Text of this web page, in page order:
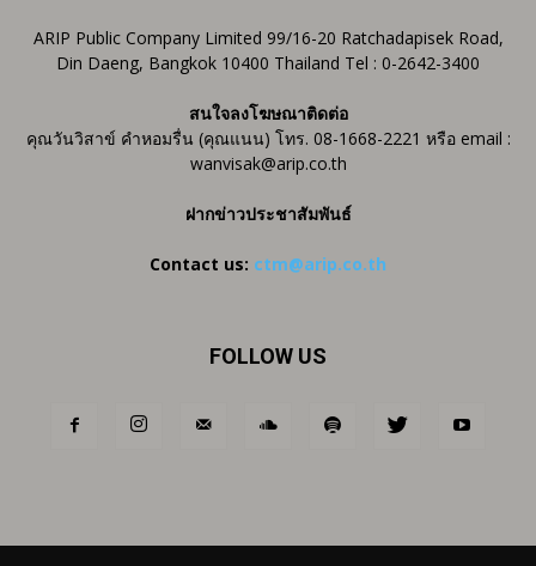
ARIP Public Company Limited 99/16-20 Ratchadapisek Road,
Din Daeng, Bangkok 10400 Thailand Tel : 0-2642-3400
สนใจลงโฆษณาติดต่อ
คุณวันวิสาข์ คำหอมรื่น (คุณแนน) โทร. 08-1668-2221 หรือ email :
wanvisak@arip.co.th
ฝากข่าวประชาสัมพันธ์
Contact us: ctm@arip.co.th
FOLLOW US